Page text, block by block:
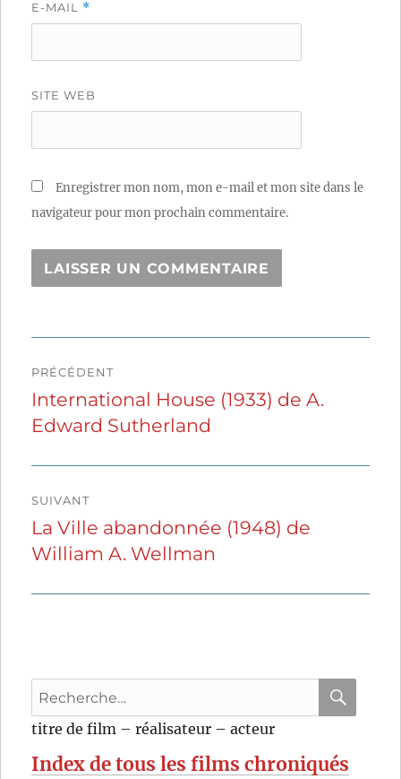
E-MAIL *
SITE WEB
Enregistrer mon nom, mon e-mail et mon site dans le
navigateur pour mon prochain commentaire.
de
l’article
PRÉCÉDENT
Publication
précédente :
International House (1933) de A.
Edward Sutherland
SUIVANT
Publication
suivante :
La Ville abandonnée (1948) de
William A. Wellman
Recherche
pour
titre de film – réalisateur – acteur
Index de tous les films chroniqués